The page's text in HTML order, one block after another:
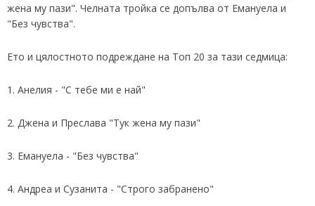
жена му пази". Челната тройка се допълва от Емануела и
"Без чувства".
Ето и цялостното подреждане на Топ 20 за тази седмица:
1. Анелия - "С тебе ми е най"
2. Джена и Преслава "Тук жена му пази"
3. Емануела - "Без чувства"
4. Андреа и Сузанита - "Строго забранено"